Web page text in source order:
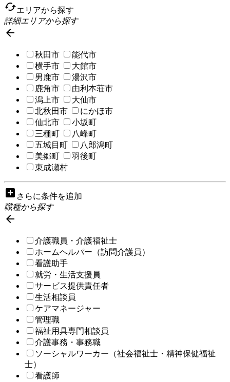
cachedエリアから探す
詳細エリアから探す

秋田市
能代市
横手市
大館市
男鹿市
湯沢市
鹿角市
由利本荘市
潟上市
大仙市
北秋田市
にかほ市
仙北市
小坂町
三種町
八峰町
五城目町
八郎潟町
美郷町
羽後町
東成瀬村
add_box さらに条件を追加
職種から探す

介護職員・介護福祉士
ホームヘルパー（訪問介護員）
看護助手
就労・生活支援員
サービス提供責任者
生活相談員
ケアマネージャー
管理職
福祉用具専門相談員
介護事務・事務職
ソーシャルワーカー（社会福祉士・精神保健福祉
士）
看護師